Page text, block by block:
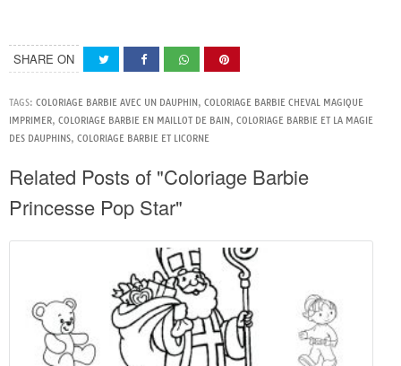
SHARE ON
TAGS: COLORIAGE BARBIE AVEC UN DAUPHIN, COLORIAGE BARBIE CHEVAL MAGIQUE
IMPRIMER, COLORIAGE BARBIE EN MAILLOT DE BAIN, COLORIAGE BARBIE ET LA MAGIE
DES DAUPHINS, COLORIAGE BARBIE ET LICORNE
Related Posts of "Coloriage Barbie
Princesse Pop Star"